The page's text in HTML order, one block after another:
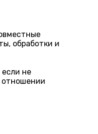
обработки и
не
отношении